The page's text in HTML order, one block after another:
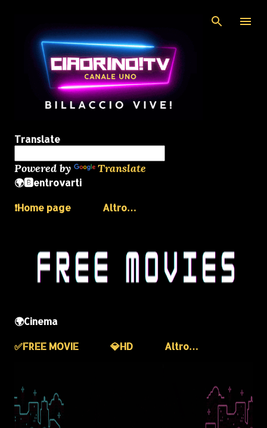
Translate
Powered by Translate
🌍🅱️entrovarti
❗️Home page
Altro…
🌍Cinema
✅️FREE MOVIE
💎HD Altro…